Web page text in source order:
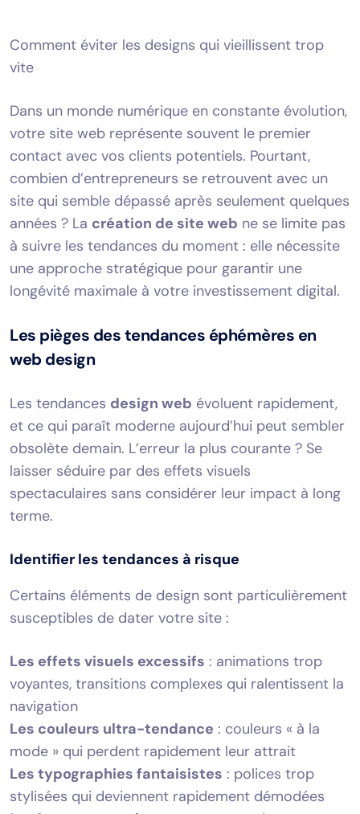
Comment éviter les designs qui vieillissent trop
vite
Dans un monde numérique en constante évolution,
votre site web représente souvent le premier
contact avec vos clients potentiels. Pourtant,
combien d’entrepreneurs se retrouvent avec un
site qui semble dépassé après seulement quelques
années ? La création de site web ne se limite pas
à suivre les tendances du moment : elle nécessite
une approche stratégique pour garantir une
longévité maximale à votre investissement digital.
Les pièges des tendances éphémères en
web design
Les tendances design web évoluent rapidement,
et ce qui paraît moderne aujourd’hui peut sembler
obsolète demain. L’erreur la plus courante ? Se
laisser séduire par des effets visuels
spectaculaires sans considérer leur impact à long
terme.
Identifier les tendances à risque
Certains éléments de design sont particulièrement
susceptibles de dater votre site :
Les effets visuels excessifs : animations trop
voyantes, transitions complexes qui ralentissent la
navigation
Les couleurs ultra-tendance : couleurs « à la
mode » qui perdent rapidement leur attrait
Les typographies fantaisistes : polices trop
stylisées qui deviennent rapidement démodées